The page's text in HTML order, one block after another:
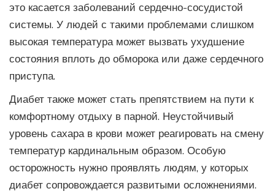
это касается заболеваний сердечно-сосудистой
системы. У людей с такими проблемами слишком
высокая температура может вызвать ухудшение
состояния вплоть до обморока или даже сердечного
приступа.
Диабет также может стать препятствием на пути к
комфортному отдыху в парной. Неустойчивый
уровень сахара в крови может реагировать на смену
температур кардинальным образом. Особую
осторожность нужно проявлять людям, у которых
диабет сопровождается развитыми осложнениями.